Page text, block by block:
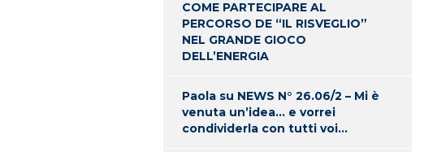
COME PARTECIPARE AL
PERCORSO DE “IL RISVEGLIO”
NEL GRANDE GIOCO
DELL’ENERGIA
Paola su NEWS N° 26.06/2 – Mi è
venuta un’idea… e vorrei
condividerla con tutti voi…